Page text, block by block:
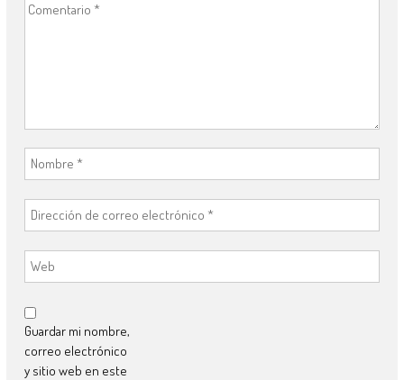
Guardar mi nombre,
correo electrónico
y sitio web en este